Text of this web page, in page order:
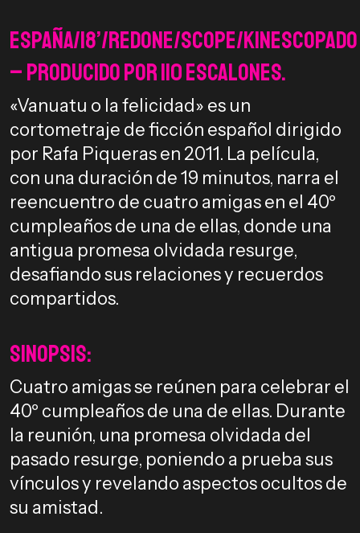
España/18’/RedOne/scope/Kinescopado
– Producido por 110 escalones.
«Vanuatu o la felicidad» es un
cortometraje de ficción español dirigido
por Rafa Piqueras en 2011. La película,
con una duración de 19 minutos, narra el
reencuentro de cuatro amigas en el 40º
cumpleaños de una de ellas, donde una
antigua promesa olvidada resurge,
desafiando sus relaciones y recuerdos
compartidos.
Sinopsis:
Cuatro amigas se reúnen para celebrar el
40º cumpleaños de una de ellas. Durante
la reunión, una promesa olvidada del
pasado resurge, poniendo a prueba sus
vínculos y revelando aspectos ocultos de
su amistad.